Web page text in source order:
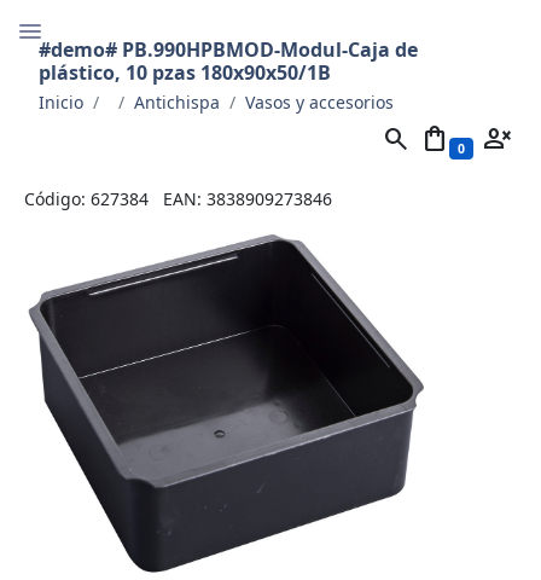
#demo# PB.990HPBMOD-Modul-Caja de
plástico, 10 pzas 180x90x50/1B
Inicio Antichispa Vasos y accesorios
search shopping_bag 0 person_cancel
Código: 627384 EAN: 3838909273846